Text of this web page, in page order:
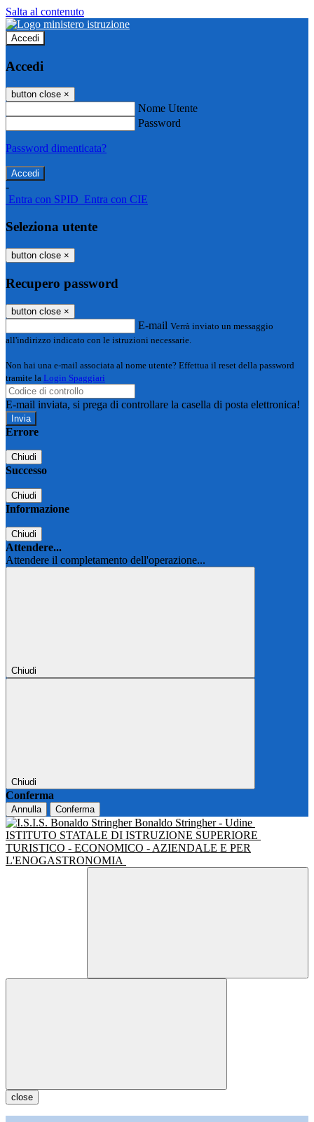
Salta al contenuto
Accedi
Accedi
button close ×
Nome Utente
Password
Password dimenticata?
-
Entra con SPID Entra con CIE
Seleziona utente
button close ×
Recupero password
button close ×
E-mail Verrà inviato un messaggio
all'indirizzo indicato con le istruzioni necessarie.
Non hai una e-mail associata al nome utente? Effettua il reset della password
tramite la Login Spaggiari
E-mail inviata, si prega di controllare la casella di posta elettronica!
Errore
Chiudi
Successo
Chiudi
Informazione
Chiudi
Attendere...
Attendere il completamento dell'operazione...
Chiudi
Chiudi
Conferma
Annulla Conferma
Bonaldo Stringher - Udine
ISTITUTO STATALE DI ISTRUZIONE SUPERIORE
TURISTICO - ECONOMICO - AZIENDALE E PER
L'ENOGASTRONOMIA
close